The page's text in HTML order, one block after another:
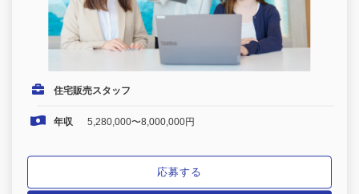
住宅販売スタッフ
年収 5,280,000〜8,000,000円
応募する